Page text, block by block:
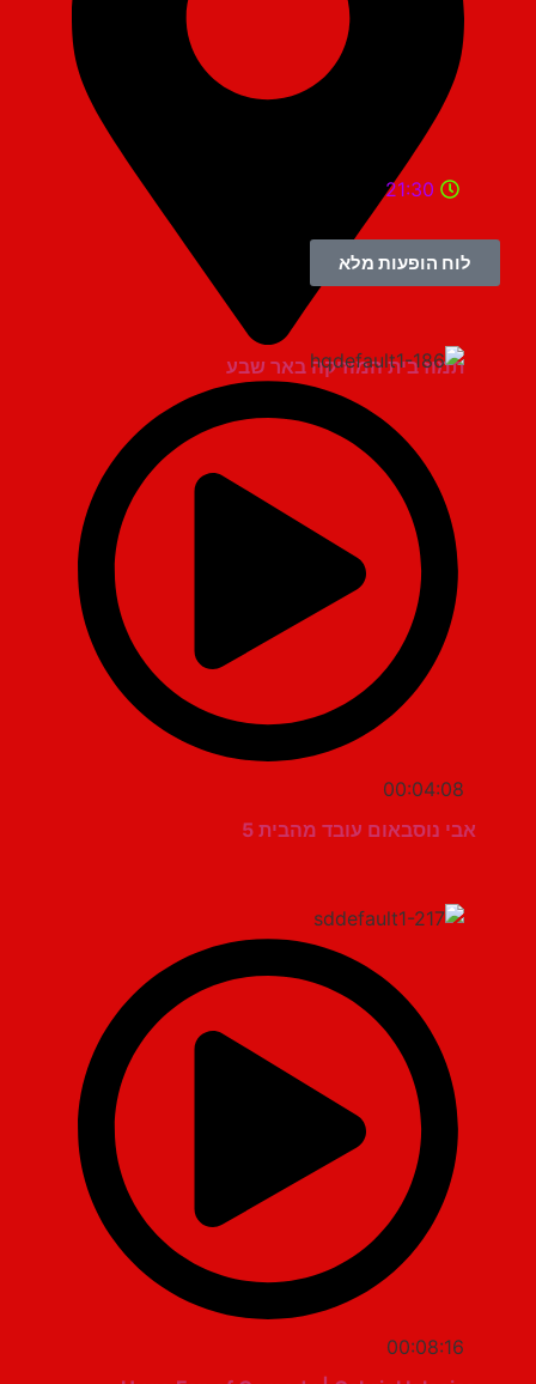
תמוז בית המוזיקה באר שבע
21:30
לוח הופעות מלא
00:04:08
אבי נוסבאום עובד מהבית 5
00:08:16